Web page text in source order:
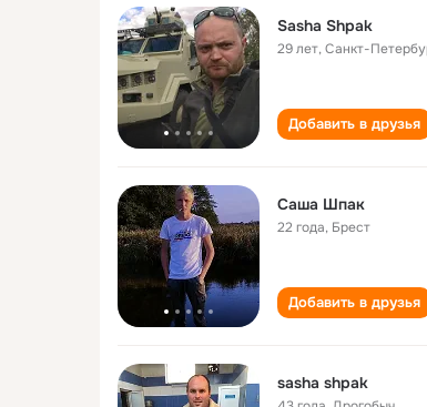
Sasha Shpak
29 лет,Санкт-
Добавить в друзья
Саша Шпак
22 года, Брест
Добавить в друзья
sasha shpak